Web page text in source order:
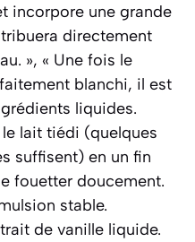
incorpore une grande
directement
», « Une fois le
blanchi, il est
liquides.
le lait tiédi (quelques
suffisent) en un fin
fouetter doucement.
stable.
de vanille liquide.